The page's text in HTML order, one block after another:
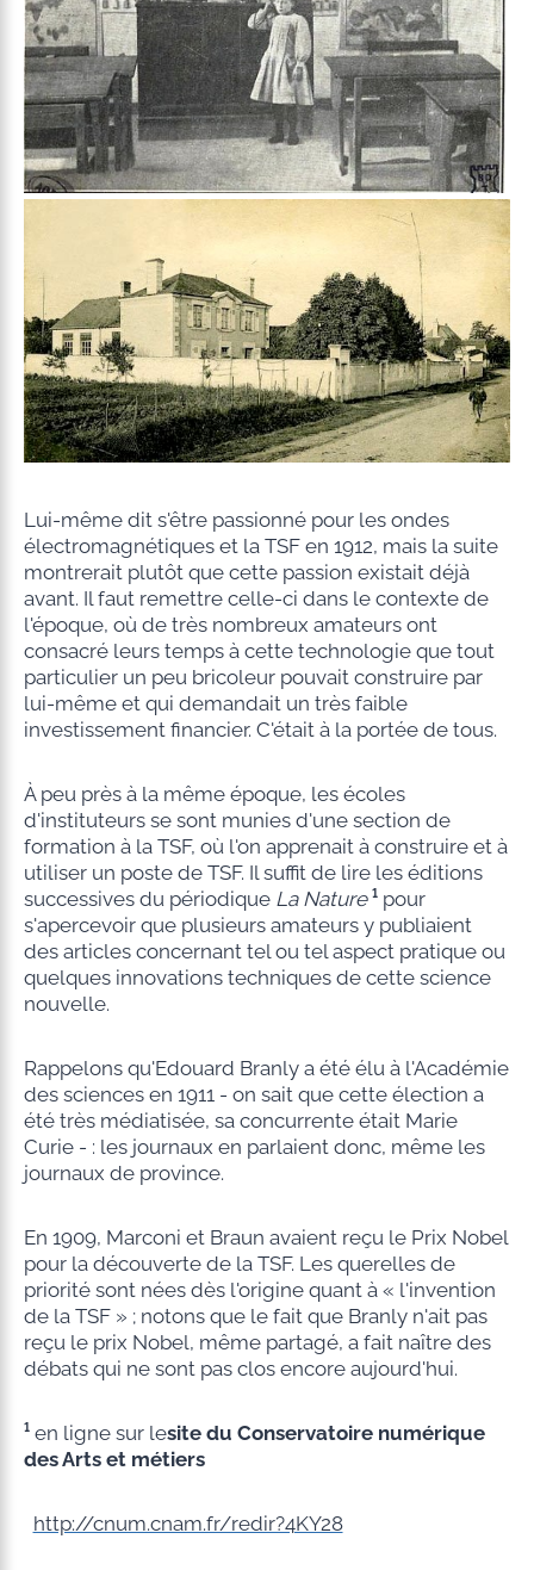
Lui-même dit s'être passionné pour les ondes
électromagnétiques et la TSF en 1912, mais la suite
montrerait plutôt que cette passion existait déjà
avant. Il faut remettre celle-ci dans le contexte de
l'époque, où de très nombreux amateurs ont
consacré leurs temps à cette technologie que tout
particulier un peu bricoleur pouvait construire par
lui-même et qui demandait un très faible
investissement financier. C'était à la portée de tous.
À peu près à la même époque, les écoles
d'instituteurs se sont munies d'une section de
formation à la TSF, où l'on apprenait à construire et à
utiliser un poste de TSF. Il suffit de lire les éditions
successives du périodique La Nature ¹pour
s'apercevoir que plusieurs amateurs y publiaient
des articles concernant tel ou tel aspect pratique ou
quelques innovations techniques de cette science
nouvelle.
Rappelons qu'Edouard Branly a été élu à l'Académie
des sciences en 1911 - on sait que cette élection a
été très médiatisée, sa concurrente était Marie
Curie - : les journaux en parlaient donc, même les
journaux de province.
En 1909, Marconi et Braun avaient reçu le Prix Nobel
pour la découverte de la TSF. Les querelles de
priorité sont nées dès l'origine quant à « l'invention
de la TSF » ; notons que le fait que Branly n'ait pas
reçu le prix Nobel, même partagé, a fait naître des
débats qui ne sont pas clos encore aujourd'hui.
¹en ligne sur lesite du Conservatoire numérique
des Arts et métiers
http://cnum.cnam.fr/redir?4KY28